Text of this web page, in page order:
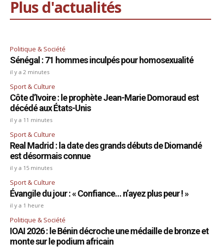
Plus d'actualités
Politique & Société
Sénégal : 71 hommes inculpés pour homosexualité
il y a 2 minutes
Sport & Culture
Côte d’Ivoire : le prophète Jean-Marie Domoraud est
décédé aux États-Unis
il y a 11 minutes
Sport & Culture
Real Madrid : la date des grands débuts de Diomandé
est désormais connue
il y a 15 minutes
Sport & Culture
Évangile du jour : « Confiance… n’ayez plus peur ! »
il y a 1 heure
Politique & Société
IOAI 2026 : le Bénin décroche une médaille de bronze et
monte sur le podium africain